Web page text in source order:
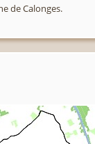
de Calonges.